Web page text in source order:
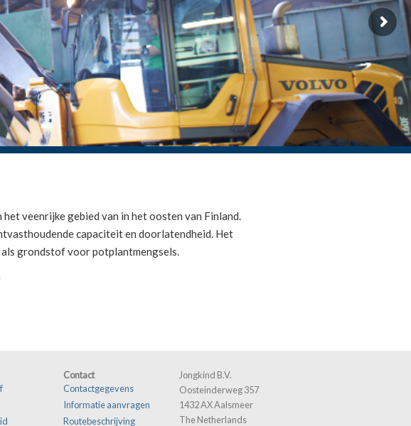
veenrijke gebied van in het oosten van Finland.
capaciteit en doorlatendheid. Het
grondstof voor potplantmengsels.
Contact
Contactgegevens
Informatie aanvragen
Routebeschrijving
Jongkind B.V.
Oosteinderweg 357
1432 AX Aalsmeer
The Netherlands